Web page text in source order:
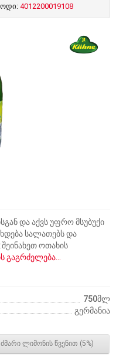
4012200019108
და აქვს უფრო მსუბუქი
სალათებს და
ოთახის
გაგრძელება...
750მლ
გერმანია
ძმარი ლიმონის წვენით (5%)